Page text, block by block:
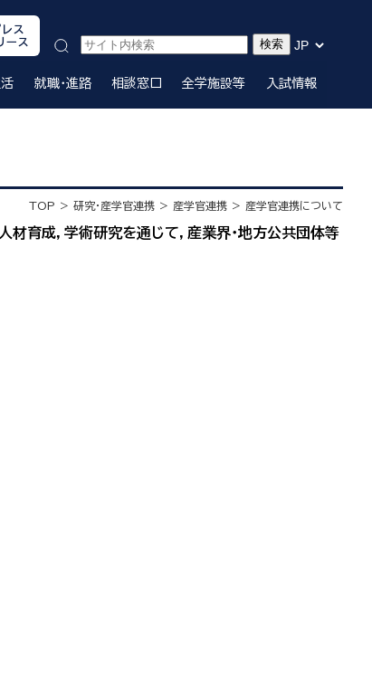
ス
ース
就職・進路 相談窓口 全学施設等 入試情報
TOP 研究・産学官連携 産学官連携 産学官連携について
育成，学術研究を通じて，産業界・地方公共団体等